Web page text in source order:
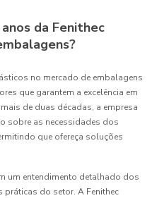
da Fenithec
no mercado de embalagens
que garantem a excelência em
de duas décadas, a empresa
sobre as necessidades dos
que ofereça soluções
um entendimento detalhado dos
do setor. A Fenithec